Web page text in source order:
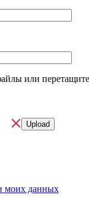
или перетащите
моих данных